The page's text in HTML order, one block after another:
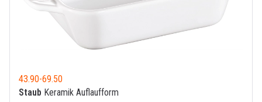
43.90-69.50
Staub Keramik Auflaufform